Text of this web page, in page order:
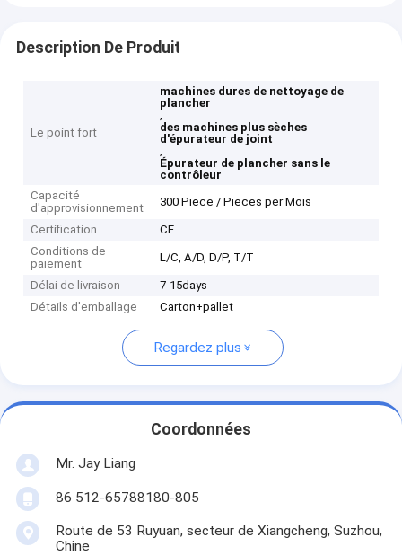
Description De Produit
Le point fort
machines dures de nettoyage de
plancher
,
des machines plus sèches
d'épurateur de joint
,
Épurateur de plancher sans le
contrôleur
Capacité
d'approvisionnement
300 Piece / Pieces per Mois
Certification
CE
Conditions de
paiement
L/C, A/D, D/P, T/T
Délai de livraison
7-15days
Détails d'emballage
Carton+pallet
Regardez plus
Coordonnées
Mr. Jay Liang
86 512-65788180-805
Route de 53 Ruyuan, secteur de Xiangcheng, Suzhou,
Chine